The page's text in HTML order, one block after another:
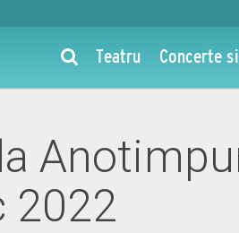
Teatru Concerte
2022